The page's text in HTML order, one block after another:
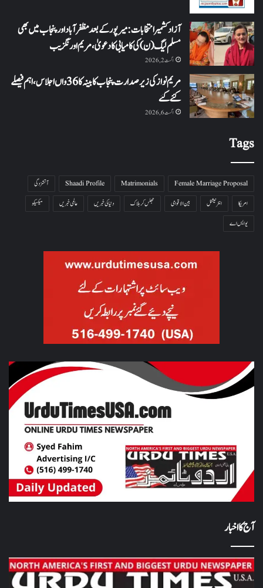
آزاد کشمیر انتخابات: میرپور کے بعد مظفرآباد اور پنجاب میں بھی
مسلم لیگ (ن) کی کامیابی کا دعویٰ، مریم اورنگزیب
اگست 2, 2026
مریم نواز کی زیر صدارت پنجاب کابینہ کا 36واں اجلاس،اہم فیصلے
کئے گئے
اگست 6, 2026
Tags
Female Marriage Proposal
Matrimonials
Shaadi Profile
آتشزدگی
امریکا
انٹرنیشنل بین الاقوامی جھلس کر ہلاک دنیا کی خبریں عالمی خبریں
میکسیکو
یو ایس اے
آج کا اخبار